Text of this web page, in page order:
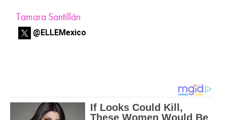
Tamara Santillán
@ELLEMexico